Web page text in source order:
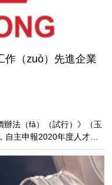
作（zuò）先進企業
法（fǎ）（試行）》（玉
主申報2020年度人才工
）街（jiē）道
，市經信（xìn）局、市科
等部門（mén）複審，按得